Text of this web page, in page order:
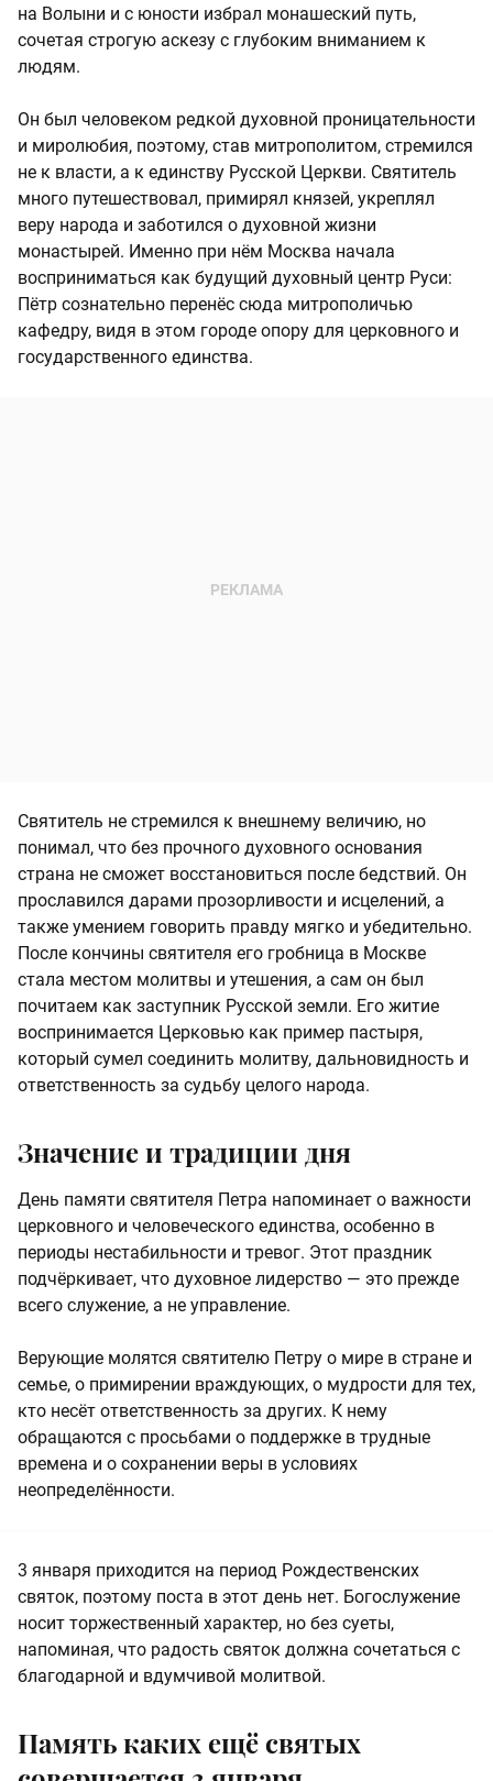
на Волыни и с юности избрал монашеский путь,
сочетая строгую аскезу с глубоким вниманием к
людям.
Он был человеком редкой духовной проницательности
и миролюбия, поэтому, став митрополитом, стремился
не к власти, а к единству Русской Церкви. Святитель
много путешествовал, примирял князей, укреплял
веру народа и заботился о духовной жизни
монастырей. Именно при нём Москва начала
восприниматься как будущий духовный центр Руси:
Пётр сознательно перенёс сюда митрополичью
кафедру, видя в этом городе опору для церковного и
государственного единства.
Святитель не стремился к внешнему величию, но
понимал, что без прочного духовного основания
страна не сможет восстановиться после бедствий. Он
прославился дарами прозорливости и исцелений, а
также умением говорить правду мягко и убедительно.
После кончины святителя его гробница в Москве
стала местом молитвы и утешения, а сам он был
почитаем как заступник Русской земли. Его житие
воспринимается Церковью как пример пастыря,
который сумел соединить молитву, дальновидность и
ответственность за судьбу целого народа.
Значение и традиции дня
День памяти святителя Петра напоминает о важности
церковного и человеческого единства, особенно в
периоды нестабильности и тревог. Этот праздник
подчёркивает, что духовное лидерство — это прежде
всего служение, а не управление.
Верующие молятся святителю Петру о мире в стране и
семье, о примирении враждующих, о мудрости для тех,
кто несёт ответственность за других. К нему
обращаются с просьбами о поддержке в трудные
времена и о сохранении веры в условиях
неопределённости.
3 января приходится на период Рождественских
святок, поэтому поста в этот день нет. Богослужение
носит торжественный характер, но без суеты,
напоминая, что радость святок должна сочетаться с
благодарной и вдумчивой молитвой.
Память каких ещё святых